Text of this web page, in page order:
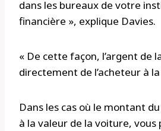
dans les bureaux de votre
financière », explique Davies.
« De cette façon, l’argent de
directement de l’acheteur à
Dans les cas où le montant
à la valeur de la voiture, vous